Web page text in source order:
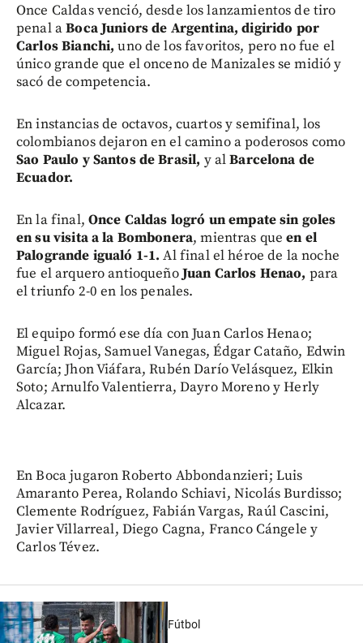
Once Caldas venció, desde los lanzamientos de tiro
penal aBoca Juniors de Argentina, digirido por
Carlos Bianchi,uno de los favoritos, pero no fue el
único grande que el onceno de Manizales se midió y
sacó de competencia.
En instancias de octavos, cuartos y semifinal, los
colombianos dejaron en el camino a poderosos como
Sao Paulo y Santos de Brasil, y alBarcelona de
Ecuador.
En la final, Once Caldas logró un empate sin goles
en su visita a la Bombonera, mientras queen el
Palogrande igualó 1-1. Al final el héroe de la noche
fue el arquero antioqueñoJuan Carlos Henao, para
el triunfo 2-0 en los penales.
El equipo formó ese día con Juan Carlos Henao;
Miguel Rojas, Samuel Vanegas, Édgar Cataño, Edwin
García; Jhon Viáfara, Rubén Darío Velásquez, Elkin
Soto; Arnulfo Valentierra, Dayro Moreno y Herly
Alcazar.
En Boca jugaron Roberto Abbondanzieri; Luis
Amaranto Perea, Rolando Schiavi, Nicolás Burdisso;
Clemente Rodríguez, Fabián Vargas, Raúl Cascini,
Javier Villarreal, Diego Cagna, Franco Cángele y
Carlos Tévez.
Fútbol